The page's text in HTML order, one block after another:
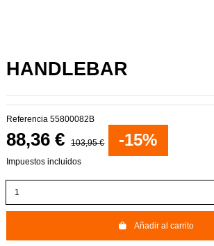
HANDLEBAR
Referencia 55800082B
88,36 € 103,95 € -15%
Impuestos incluidos
Añadir al carrito